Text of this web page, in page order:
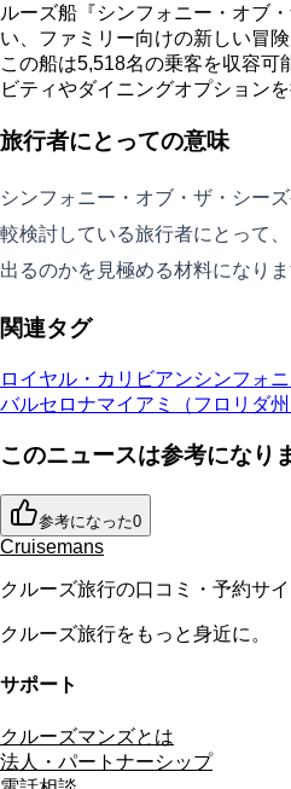
ルーズ船『シンフォニー・オブ
い、ファミリー向けの新しい冒
この船は5,518名の乗客を収容可
ビティやダイニングオプション
旅行者にとっての意味
シンフォニー・オブ・ザ・シー
較検討している旅行者にとって
出るのかを見極める材料になりま
関連タグ
ロイヤル・カリビアンシンフォ
バルセロナマイアミ（フロリダ州
このニュースは参考になり
参考になった0
Cruisemans
クルーズ旅行の口コミ・予約サイ
クルーズ旅行をもっと身近に。
サポート
クルーズマンズとは
法人・パートナーシップ